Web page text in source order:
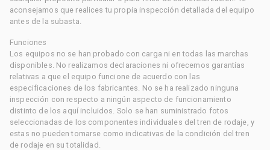
aconsejamos que realices tu propia inspección detallada del equipo
antes de la subasta.
Funciones
Los equipos no se han probado con carga ni en todas las marchas
disponibles. No realizamos declaraciones ni ofrecemos garantías
relativas a que el equipo funcione de acuerdo con las
especificaciones de los fabricantes. No se ha realizado ninguna
inspección con respecto a ningún aspecto de funcionamiento
distinto de los aquí incluidos. Solo se han suministrado fotos
seleccionadas de los componentes individuales del tren de rodaje, y
estas no pueden tomarse como indicativas de la condición del tren
de rodaje en su totalidad.